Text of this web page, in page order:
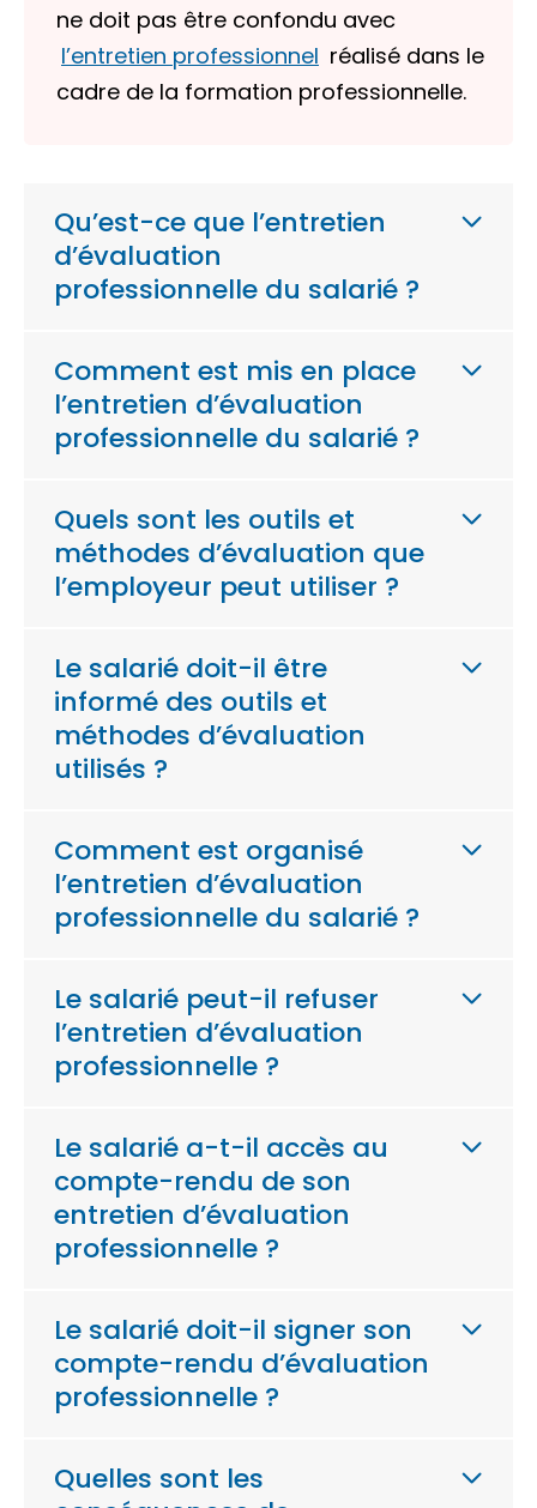
ne doit pas être confondu avec
l’entretien professionnel réalisé dans le
cadre de la formation professionnelle.
Qu’est-ce que l’entretien
d’évaluation
professionnelle du salarié ?
Comment est mis en place
l’entretien d’évaluation
professionnelle du salarié ?
Quels sont les outils et
méthodes d’évaluation que
l’employeur peut utiliser ?
Le salarié doit-il être
informé des outils et
méthodes d’évaluation
utilisés ?
Comment est organisé
l’entretien d’évaluation
professionnelle du salarié ?
Le salarié peut-il refuser
l’entretien d’évaluation
professionnelle ?
Le salarié a-t-il accès au
compte-rendu de son
entretien d’évaluation
professionnelle ?
Le salarié doit-il signer son
compte-rendu d’évaluation
professionnelle ?
Quelles sont les